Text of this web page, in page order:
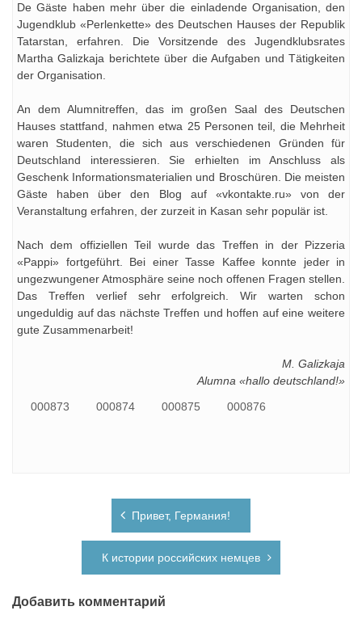
De Gäste haben mehr über die einladende Organisation, den
Jugendklub «Perlenkette» des Deutschen Hauses der Republik
Tatarstan, erfahren. Die Vorsitzende des Jugendklubsrates
Martha Galizkaja berichtete über die Aufgaben und Tätigkeiten
der Organisation.
An dem Alumnitreffen, das im großen Saal des Deutschen
Hauses stattfand, nahmen etwa 25 Personen teil, die Mehrheit
waren Studenten, die sich aus verschiedenen Gründen für
Deutschland interessieren. Sie erhielten im Anschluss als
Geschenk Informationsmaterialien und Broschüren. Die meisten
Gäste haben über den Blog auf «vkontakte.ru» von der
Veranstaltung erfahren, der zurzeit in Kasan sehr populär ist.
Nach dem offiziellen Teil wurde das Treffen in der Pizzeria
«Pappi» fortgeführt. Bei einer Tasse Kaffee konnte jeder in
ungezwungener Atmosphäre seine noch offenen Fragen stellen.
Das Treffen verlief sehr erfolgreich. Wir warten schon
ungeduldig auf das nächste Treffen und hoffen auf eine weitere
gute Zusammenarbeit!
M. Galizkaja
Alumna «hallo deutschland!»
000873
000874 000875 000876
Привет, Германия!
К истории российских немцев
Добавить комментарий